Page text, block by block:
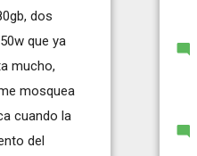
dos
que ya
mucho,
mosquea
cuando la
del